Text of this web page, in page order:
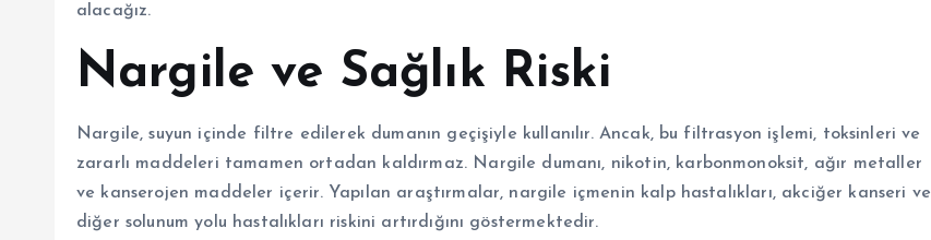
alacağız.
Nargile ve Sağlık Riski
Nargile, suyun içinde filtre edilerek dumanın geçişiyle kullanılır. Ancak, bu filtrasyon işlemi, toksinleri ve
zararlı maddeleri tamamen ortadan kaldırmaz. Nargile dumanı, nikotin, karbonmonoksit, ağır metaller
ve kanserojen maddeler içerir. Yapılan araştırmalar, nargile içmenin kalp hastalıkları, akciğer kanseri ve
diğer solunum yolu hastalıkları riskini artırdığını göstermektedir.